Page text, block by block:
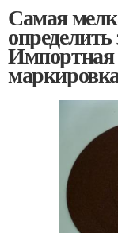
Самая
Импортная